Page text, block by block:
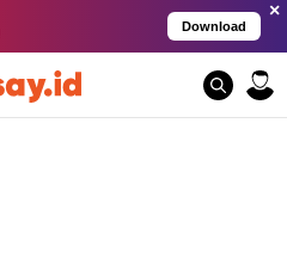
Download
×